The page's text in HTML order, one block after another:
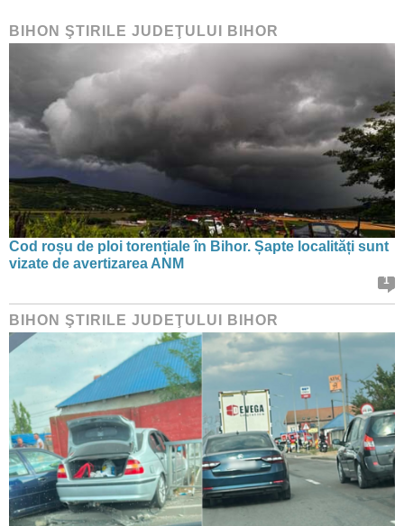
BIHON ŞTIRILE JUDEŢULUI BIHOR
Cod roșu de ploi torențiale în Bihor. Șapte localități sunt
vizate de avertizarea ANM
1
BIHON ŞTIRILE JUDEŢULUI BIHOR